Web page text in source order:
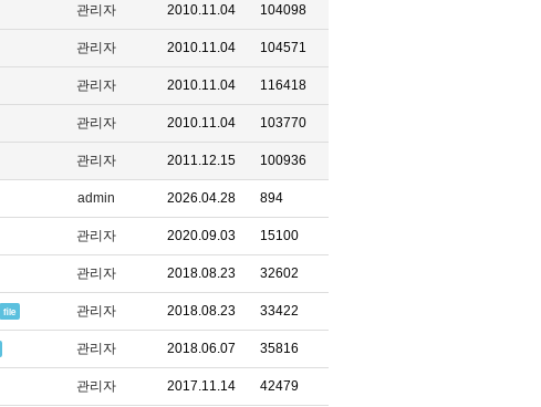
관리자 2010.11.04 104098
관리자 2010.11.04 104571
관리자 2010.11.04 116418
관리자 2010.11.04 103770
관리자 2011.12.15 100936
admin 2026.04.28 894
관리자 2020.09.03 15100
관리자 2018.08.23 32602
file 관리자 2018.08.23 33422
관리자 2018.06.07 35816
관리자 2017.11.14 42479